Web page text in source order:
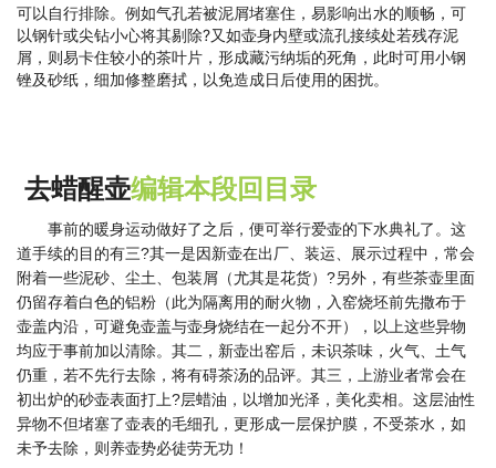
可以自行排除。例如气孔若被泥屑堵塞住，易影响出水的顺畅，可
以钢针或尖钻小心将其剔除?又如壶身内壁或流孔接续处若残存泥
屑，则易卡住较小的茶叶片，形成藏污纳垢的死角，此时可用小钢
锉及砂纸，细加修整磨拭，以免造成日后使用的困扰。
去蜡醒壶编辑本段回目录
事前的暖身运动做好了之后，便可举行爱壶的下水典礼了。这
道手续的目的有三?其一是因新壶在出厂、装运、展示过程中，常会
附着一些泥砂、尘土、包装屑（尤其是花货）?另外，有些茶壶里面
仍留存着白色的铝粉（此为隔离用的耐火物，入窑烧坯前先撒布于
壶盖内沿，可避免壶盖与壶身烧结在一起分不开），以上这些异物
均应于事前加以清除。其二，新壶出窑后，未识茶味，火气、土气
仍重，若不先行去除，将有碍茶汤的品评。其三，上游业者常会在
初出炉的砂壶表面打上?层蜡油，以增加光泽，美化卖相。这层油性
异物不但堵塞了壶表的毛细孔，更形成一层保护膜，不受茶水，如
未予去除，则养壶势必徒劳无功！